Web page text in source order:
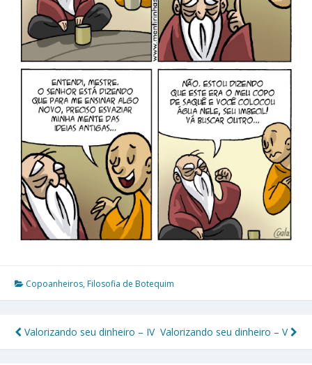
Copoanheiros, Filosofia de Botequim
Navegação
Valorizando seu dinheiro – IV Valorizando seu dinheiro – V